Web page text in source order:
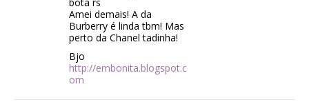
Amei demais! A da
Burberry é linda tbm! Mas
perto da Chanel tadinha!
Bjo
http://embonita.blogspot.c
om